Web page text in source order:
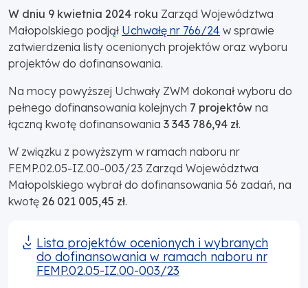
W dniu 9 kwietnia 2024 roku Zarząd Województwa
Małopolskiego podjął Uchwałę nr 766/24 w sprawie
zatwierdzenia listy ocenionych projektów oraz wyboru
projektów do dofinansowania.
Na mocy powyższej Uchwały ZWM dokonał wyboru do
pełnego dofinansowania kolejnych 7 projektów na
łączną kwotę dofinansowania 3 343 786,94 zł.
W związku z powyższym w ramach naboru nr
FEMP.02.05-IZ.00-003/23 Zarząd Województwa
Małopolskiego wybrał do dofinansowania 56 zadań, na
kwotę 26 021 005,45 zł.
Lista projektów ocenionych i wybranych
do dofinansowania w ramach naboru nr
FEMP.02.05-IZ.00-003/23